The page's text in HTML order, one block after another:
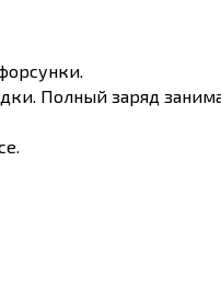
Полный заряд